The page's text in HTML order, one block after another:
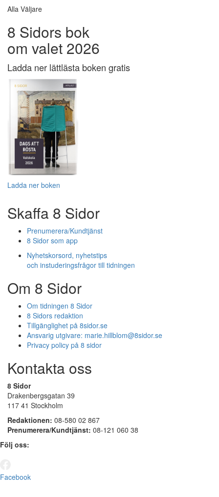
Alla Väljare
8 Sidors bok
om valet 2026
Ladda ner lättlästa boken gratis
Ladda ner boken
Skaffa 8 Sidor
Prenumerera/Kundtjänst
8 Sidor som app
Nyhetskorsord, nyhetstips
och instuderingsfrågor till tidningen
Om 8 Sidor
Om tidningen 8 Sidor
8 Sidors redaktion
Tillgänglighet på 8sidor.se
Ansvarig utgivare: marie.hillblom@8sidor.se
Privacy policy på 8 sidor
Kontakta oss
8 Sidor
Drakenbergsgatan 39
117 41 Stockholm
Redaktionen: 08-580 02 867
Prenumerera/Kundtjänst: 08-121 060 38
Följ oss:
Facebook